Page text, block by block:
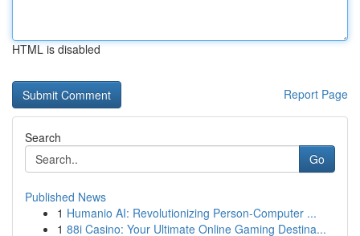
HTML is disabled
Report Page
Search
Go
Published News
1 Humanio AI: Revolutionizing Person-Computer ...
1 88i Casino: Your Ultimate Online Gaming Destina...